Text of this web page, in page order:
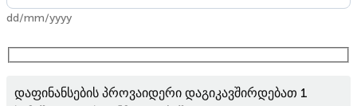
dd/mm/yyyy
დაფინანსების პროვაიდერი დაგიკავშირდებათ 1